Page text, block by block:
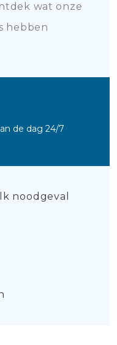
wat onze
hebben
de dag 24/7
noodgeval